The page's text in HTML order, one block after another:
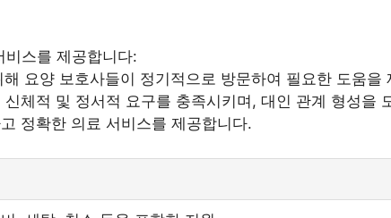
비스를 제공합니다:
요양 보호사들이 정기적으로 방문하여 필요한 도움을
체적 및 정서적 요구를 충족시키며, 대인 관계 형성을
정확한 의료 서비스를 제공합니다.